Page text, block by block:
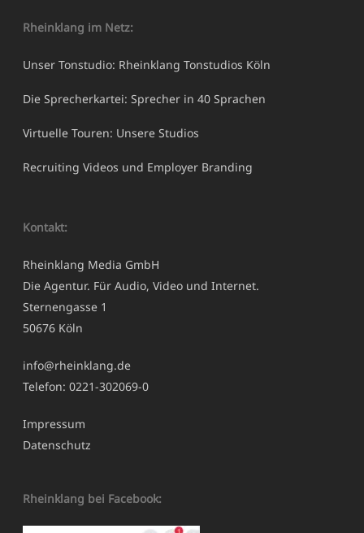
Rheinklang im Netz:
Unser Tonstudio: Rheinklang Tonstudios Köln
Die Sprecherkartei: Sprecher in 40 Sprachen
Virtuelle Touren: Unsere Studios
Recruiting Videos und Employer Branding
Kontakt:
Rheinklang Media GmbH
Die Agentur. Für Audio, Video und Internet.
Sternengasse 1
50676 Köln
info@rheinklang.de
Telefon: 0221-302069-0
Impressum
Datenschutz
Rheinklang bei Facebook: